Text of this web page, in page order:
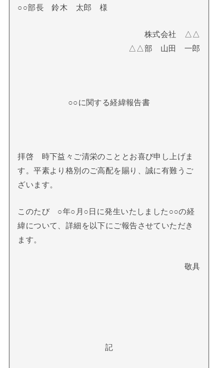
○○部長 鈴木 太郎 様
株式会社 △△
△△部 山田 一郎
○○に関する経緯報告書
拝啓 時下益々ご清栄のこととお喜び申し上げま
す。平素より格別のご高配を賜り、誠に有難うご
ざいます。
このたび ○年○月○日に発生いたしました○○の経
緯について、詳細を以下にご報告させていただき
ます。
敬具
記